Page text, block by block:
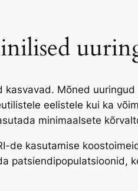
Mõned
eelistele kui ka
minimaalsete
de kasutamise
patsiendipopulatsioonid,